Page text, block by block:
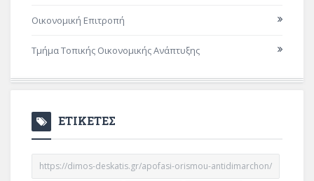
Οικονομική Επιτροπή
Τμήμα Τοπικής Οικονομικής Ανάπτυξης
ΕΤΙΚΕΤΕΣ
https://dimos-deskatis.gr/apofasi-orismou-antidimarchon/